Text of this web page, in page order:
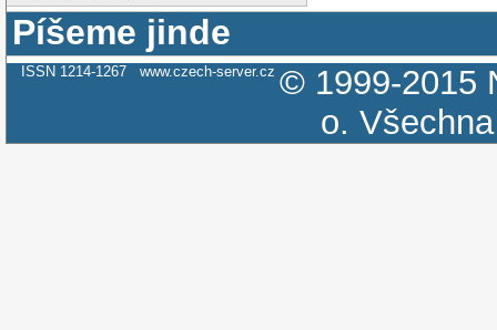
Píšeme jinde
ISSN 1214-1267 www.czech-server.cz © 1999-2015
o.